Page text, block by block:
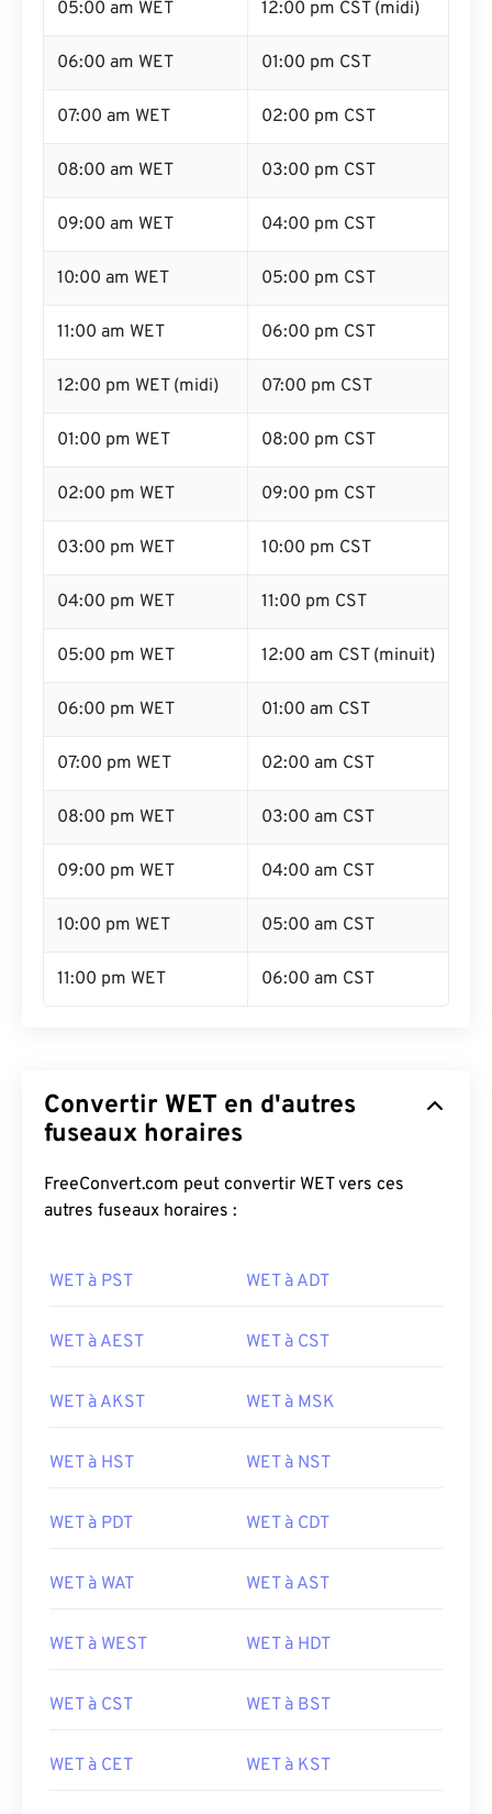
05:00 am WET 12:00 pm CST (midi)
06:00 am WET 01:00 pm CST
07:00 am WET 02:00 pm CST
08:00 am WET 03:00 pm CST
09:00 am WET 04:00 pm CST
10:00 am WET 05:00 pm CST
11:00 am WET 06:00 pm CST
12:00 pm WET (midi) 07:00 pm CST
01:00 pm WET 08:00 pm CST
02:00 pm WET 09:00 pm CST
03:00 pm WET 10:00 pm CST
04:00 pm WET 11:00 pm CST
05:00 pm WET 12:00 am CST (minuit)
06:00 pm WET 01:00 am CST
07:00 pm WET 02:00 am CST
08:00 pm WET 03:00 am CST
09:00 pm WET 04:00 am CST
10:00 pm WET 05:00 am CST
11:00 pm WET 06:00 am CST
Convertir WET en d'autres
fuseaux horaires
FreeConvert.com peut convertir WET vers ces
autres fuseaux horaires :
WET à PST WET à ADT
WET à AEST WET à CST
WET à AKST WET à MSK
WET à HST WET à NST
WET à PDT WET à CDT
WET à WAT WET à AST
WET à WEST WET à HDT
WET à CST WET à BST
WET à CET WET à KST